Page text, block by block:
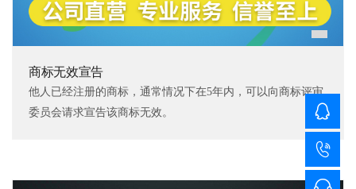
商标无效宣告
他人已经注册的商标，通常情况下在5年内，可以向商标评审
委员会请求宣告该商标无效。